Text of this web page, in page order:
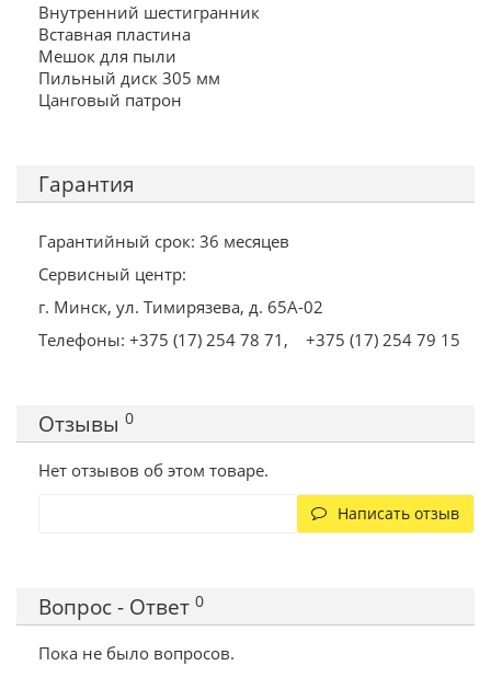
Внутренний шестигранник
Вставная пластина
Мешок для пыли
Пильный диск 305 мм
Цанговый патрон
Гарантия
Гарантийный срок: 36 месяцев
Сервисный центр:
г. Минск, ул. Тимирязева, д. 65А-02
Телефоны: +375 (17) 254 78 71,
+375 (17) 254 79 15
Отзывы 0
Нет отзывов об этом товаре.
Написать отзыв
Вопрос - Ответ 0
Пока не было вопросов.